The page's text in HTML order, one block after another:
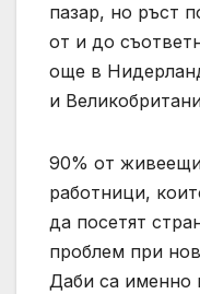
пазар, но ръст
от и до
още в
и
90% от
работници,
да посетят
проблем при
Даби са именно